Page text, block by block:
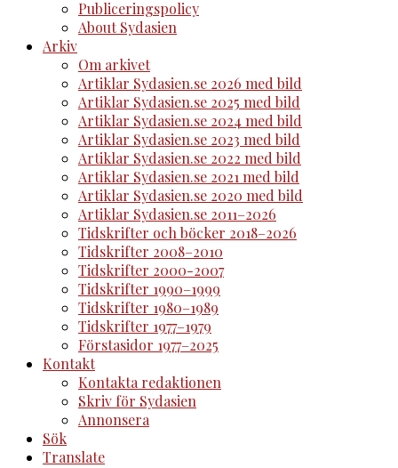
Publiceringspolicy
About Sydasien
Arkiv
Om arkivet
Artiklar Sydasien.se 2026 med bild
Artiklar Sydasien.se 2025 med bild
Artiklar Sydasien.se 2024 med bild
Artiklar Sydasien.se 2023 med bild
Artiklar Sydasien.se 2022 med bild
Artiklar Sydasien.se 2021 med bild
Artiklar Sydasien.se 2020 med bild
Artiklar Sydasien.se 2011–2026
Tidskrifter och böcker 2018–2026
Tidskrifter 2008–2010
Tidskrifter 2000-2007
Tidskrifter 1990–1999
Tidskrifter 1980–1989
Tidskrifter 1977–1979
Förstasidor 1977–2025
Kontakt
Kontakta redaktionen
Skriv för Sydasien
Annonsera
Sök
Translate